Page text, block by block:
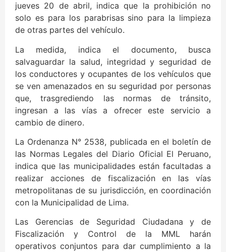
jueves 20 de abril, indica que la prohibición no
solo es para los parabrisas sino para la limpieza
de otras partes del vehículo.
La medida, indica el documento, busca
salvaguardar la salud, integridad y seguridad de
los conductores y ocupantes de los vehículos que
se ven amenazados en su seguridad por personas
que, trasgrediendo las normas de tránsito,
ingresan a las vías a ofrecer este servicio a
cambio de dinero.
La Ordenanza N° 2538, publicada en el boletín de
las Normas Legales del Diario Oficial El Peruano,
indica que las municipalidades están facultadas a
realizar acciones de fiscalización en las vías
metropolitanas de su jurisdicción, en coordinación
con la Municipalidad de Lima.
Las Gerencias de Seguridad Ciudadana y de
Fiscalización y Control de la MML harán
operativos conjuntos para dar cumplimiento a la